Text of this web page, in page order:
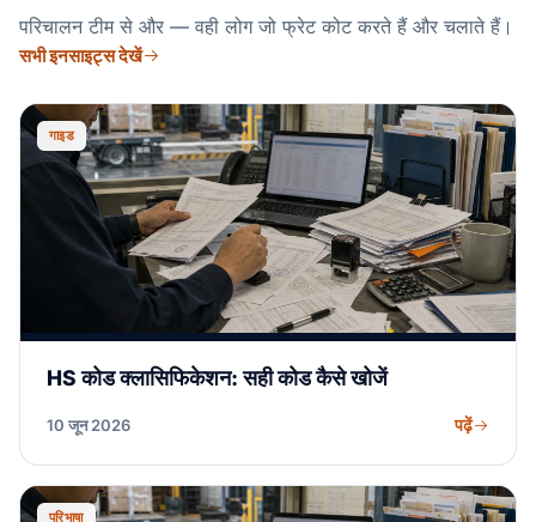
परिचालन टीम से और — वही लोग जो फ्रेट कोट करते हैं और चलाते हैं।
सभी इनसाइट्स देखें
गाइड
HS कोड क्लासिफिकेशन: सही कोड कैसे खोजें
10 जून 2026 पढ़ें
परिभाषा